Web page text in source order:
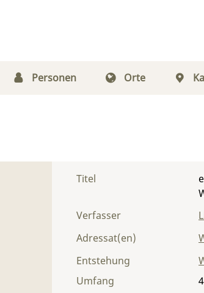
Personen Orte
Titel
Verfasser
Adressat(en)
Entstehung
Umfang
4